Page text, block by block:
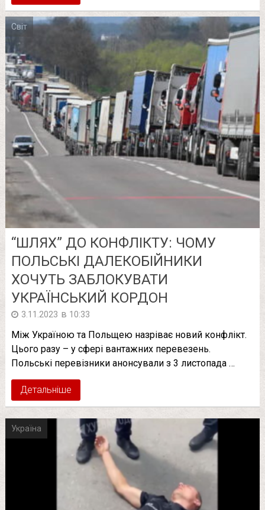
Світ
“ШЛЯХ” ДО КОНФЛІКТУ: ЧОМУ
ПОЛЬСЬКІ ДАЛЕКОБІЙНИКИ
ХОЧУТЬ ЗАБЛОКУВАТИ
УКРАЇНСЬКИЙ КОРДОН
3.11.2023 в 10:33
Між Україною та Польщею назріває новий конфлікт.
Цього разу – у сфері вантажних перевезень.
Польські перевізники анонсували з 3 листопада …
Детальніше
Україна